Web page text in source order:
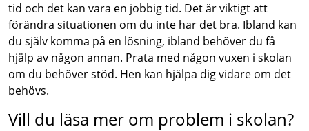
tid och det kan vara en jobbig tid. Det är viktigt att
förändra situationen om du inte har det bra. Ibland kan
du själv komma på en lösning, ibland behöver du få
hjälp av någon annan. Prata med någon vuxen i skolan
om du behöver stöd. Hen kan hjälpa dig vidare om det
behövs.
Vill du läsa mer om problem i skolan?